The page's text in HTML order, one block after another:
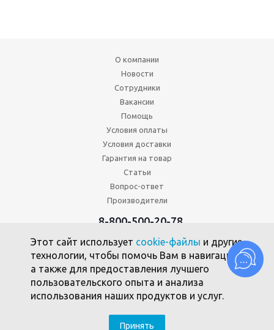
О компании
Новости
Сотрудники
Вакансии
Помощь
Условия оплаты
Условия доставки
Гарантия на товар
Статьи
Вопрос-ответ
Производители
8-800-500-20-78
Политика конфиденциальности
Пользовательское соглашение
Политика использования файлов cookie
Этот сайт использует cookie-файлы и другие
технологии, чтобы помочь Вам в навигации,
а также для предоставления лучшего
пользовательского опыта и анализа
использования наших продуктов и услуг.
Принять